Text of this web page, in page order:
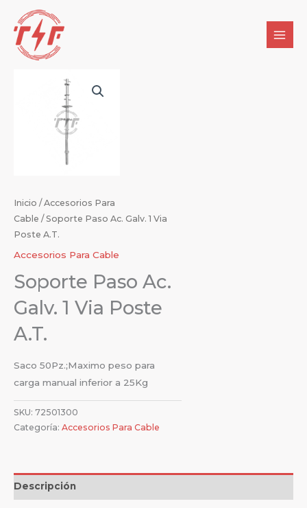
contenido
Inicio /Accesorios Para
Cable / Soporte Paso Ac. Galv. 1 Via
Poste A.T.
Accesorios Para Cable
Soporte Paso Ac.
Galv. 1 Via Poste
A.T.
Saco 50Pz.;Maximo peso para
carga manual inferior a 25Kg
SKU: 72501300
Categoría: Accesorios Para Cable
Descripción